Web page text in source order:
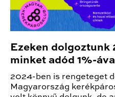
Ezeken
minket adód 1%-
2024-ben is rengeteget
Magyarország